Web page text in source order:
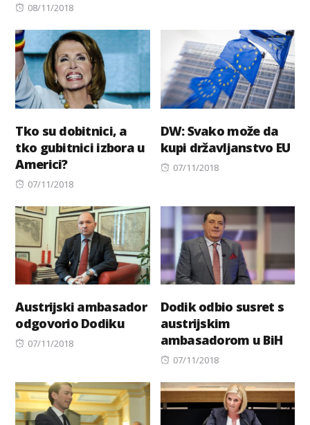
Posted
08/11/2018
Tko su dobitnici, a
tko gubitnici izbora u
Americi?
Posted
07/11/2018
DW: Svako može da
kupi državljanstvo EU
Posted
07/11/2018
Austrijski ambasador
odgovorio Dodiku
Posted
07/11/2018
Dodik odbio susret s
austrijskim
ambasadorom u BiH
Posted
07/11/2018